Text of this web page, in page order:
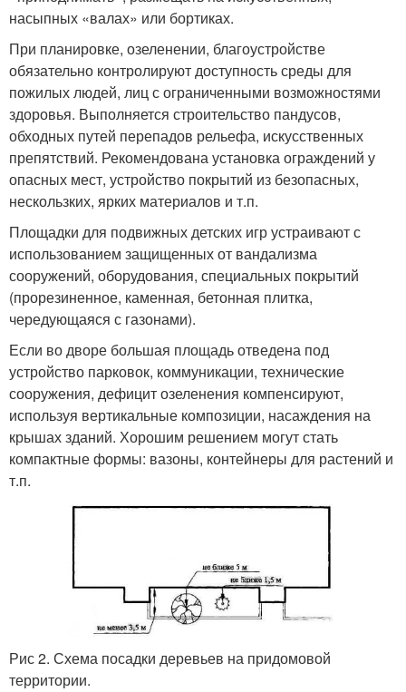
насыпных «валах» или бортиках.
При планировке, озеленении, благоустройстве
обязательно контролируют доступность среды для
пожилых людей, лиц с ограниченными возможностями
здоровья. Выполняется строительство пандусов,
обходных путей перепадов рельефа, искусственных
препятствий. Рекомендована установка ограждений у
опасных мест, устройство покрытий из безопасных,
нескользких, ярких материалов и т.п.
Площадки для подвижных детских игр устраивают с
использованием защищенных от вандализма
сооружений, оборудования, специальных покрытий
(прорезиненное, каменная, бетонная плитка,
чередующаяся с газонами).
Если во дворе большая площадь отведена под
устройство парковок, коммуникации, технические
сооружения, дефицит озеленения компенсируют,
используя вертикальные композиции, насаждения на
крышах зданий. Хорошим решением могут стать
компактные формы: вазоны, контейнеры для растений и
т.п.
Рис 2. Схема посадки деревьев на придомовой
территории.